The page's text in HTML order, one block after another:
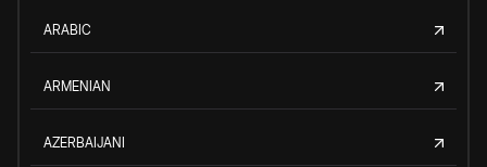
ARABIC
ARMENIAN
AZERBAIJANI